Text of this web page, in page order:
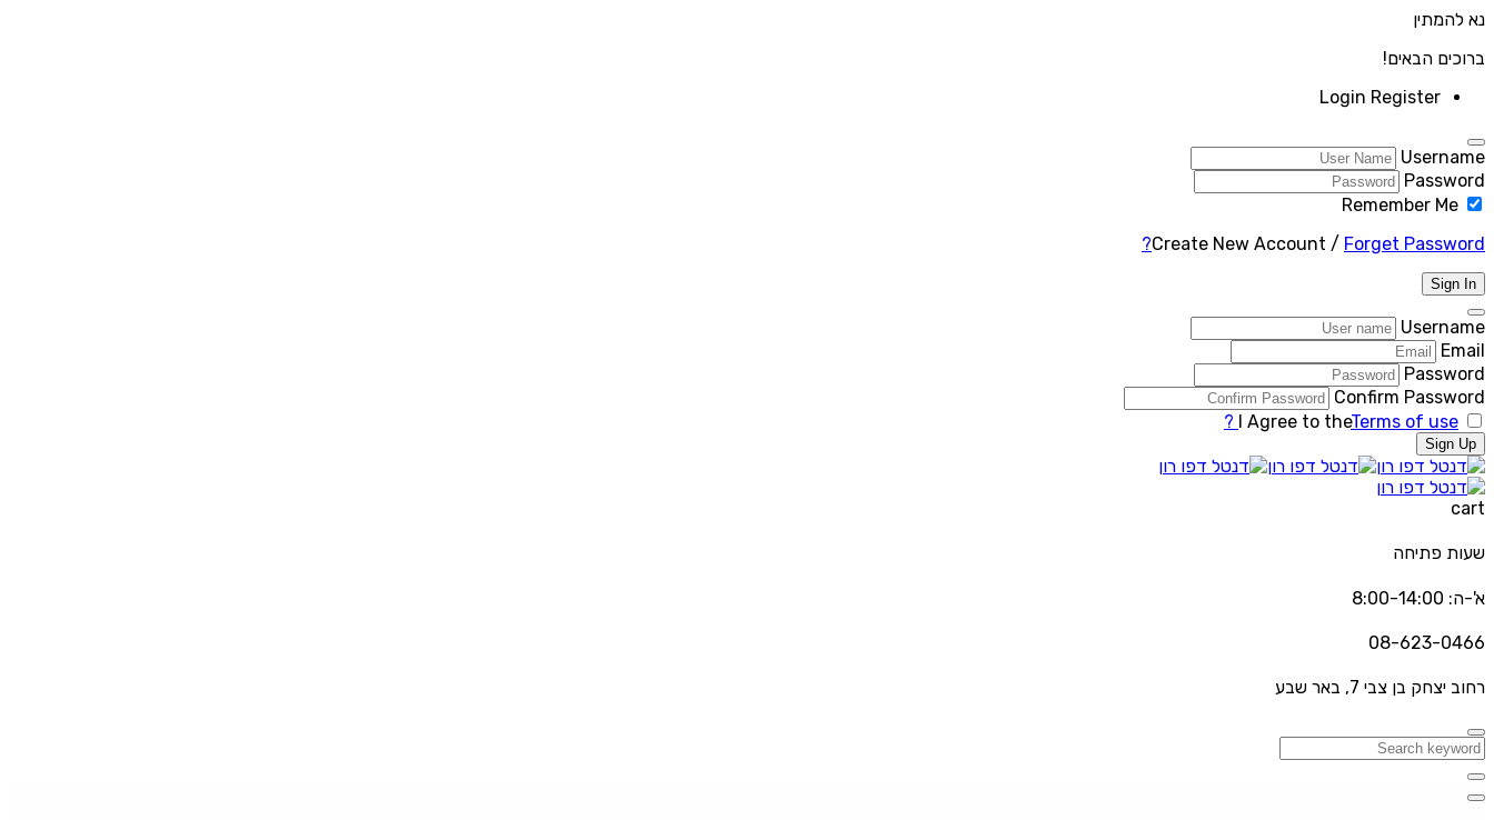
נא להמתין
ברוכים הבאים!
Login Register
Username
Password
Remember Me
Create New Account / Forget Password?
Sign In
Username
Email
Password
Confirm Password
I Agree to theTerms of use ?
Sign Up
cart
שעות פתיחה
א'-ה: 8:00-14:00
08-623-0466
רחוב יצחק בן צבי 7, באר שבע